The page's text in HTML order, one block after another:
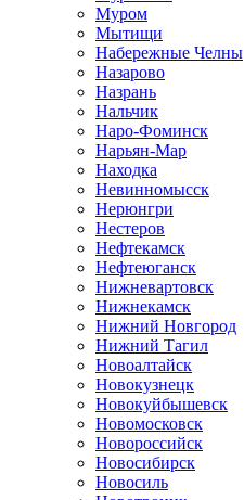
Муром
Мытищи
Набережные Челны
Назарово
Назрань
Нальчик
Наро-Фоминск
Нарьян-Мар
Находка
Невинномысск
Нерюнгри
Нестеров
Нефтекамск
Нефтеюганск
Нижневартовск
Нижнекамск
Нижний Новгород
Нижний Тагил
Новоалтайск
Новокузнецк
Новокуйбышевск
Новомосковск
Новороссийск
Новосибирск
Новосиль